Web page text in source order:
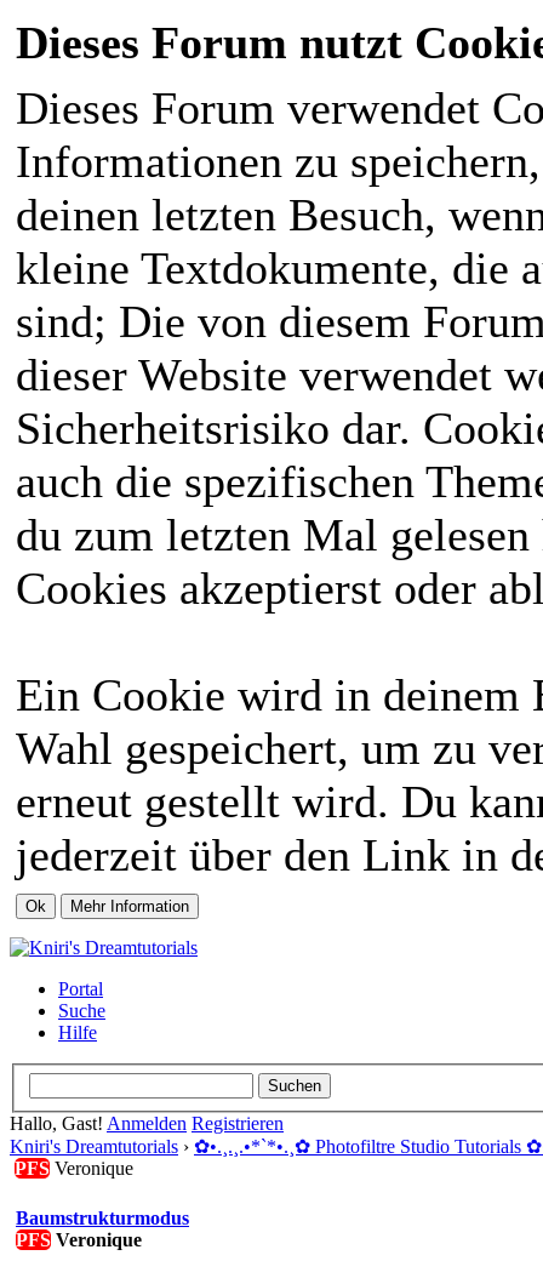
Dieses Forum nutzt
Dieses Forum verwendet
Informationen zu
deinen letzten Besuch,
kleine Textdokumente, die
sind; Die von diesem
dieser Website verwendet
Sicherheitsrisiko dar.
auch die spezifischen
du zum letzten Mal
Cookies akzeptierst oder
Ein Cookie wird in deinem
Wahl gespeichert, um zu
erneut gestellt wird. Du
jederzeit über den Link in
Portal
Suche
Hilfe
Hallo, Gast! Anmelden Registrieren
Kniri's Dreamtutorials › ✿ •.¸.¸.•*`*•.¸✿ Photofiltre Studio Tutorials ✿
PFS Veronique
Baumstrukturmodus
PFS Veronique